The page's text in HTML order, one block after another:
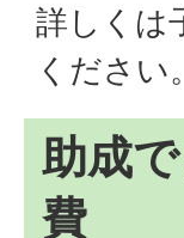
詳しくは
ください。
助成
費